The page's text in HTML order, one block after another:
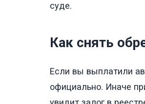
суде.
Как снять
Если вы выплатили
официально. Иначе